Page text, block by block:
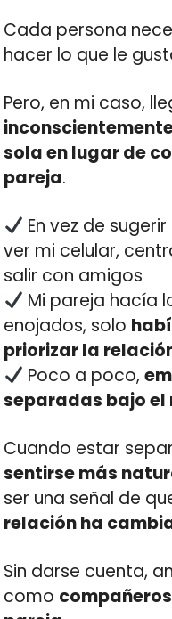
Cada persona
hacer lo que le
Pero, en mi caso,
sola en lugar de
pareja.
En vez de
ver mi celular,
salir con amigos
Mi pareja hacía
enojados, solo
priorizar la
Poco a poco,
separadas bajo el
Cuando estar
sentirse más
ser una señal de
relación ha
Sin darse cuenta,
como